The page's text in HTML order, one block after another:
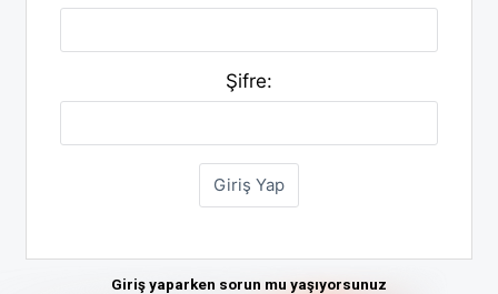
Şifre:
Giriş yaparken sorun mu yaşıyorsunuz